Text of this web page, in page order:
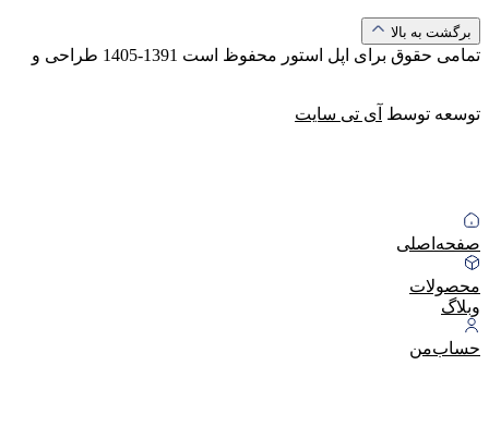
برگشت به بالا
تمامی حقوق برای اپل استور محفوظ است 1391-1405 طراحی و
توسعه توسط آی تی سایت
صفحه‌اصلی
محصولات
وبلاگ
حساب‌من